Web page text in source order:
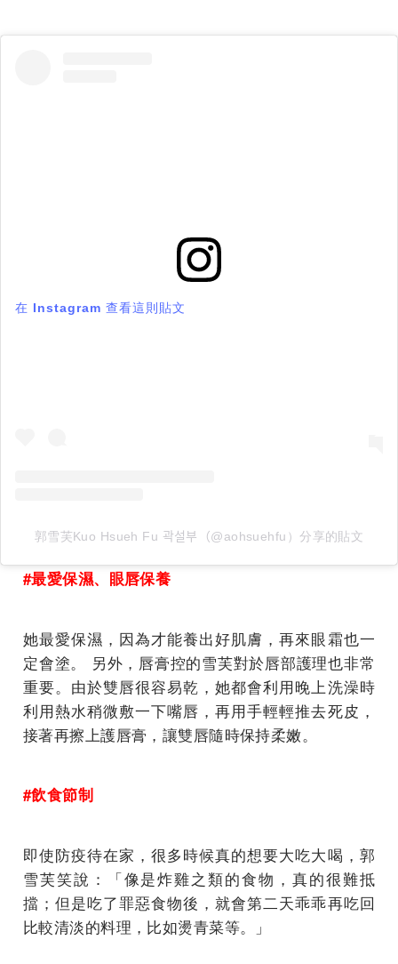
在 Instagram 查看這則貼文
郭雪芙Kuo Hsueh Fu 곽설부（@aohsuehfu）分享的貼文
#最愛保濕、眼唇保養
她最愛保濕，因為才能養出好肌膚，再來眼霜也一
定會塗。 另外，唇膏控的雪芙對於唇部護理也非常
重要。由於雙唇很容易乾，她都會利用晚上洗澡時
利用熱水稍微敷一下嘴唇，再用手輕輕推去死皮，
接著再擦上護唇膏，讓雙唇隨時保持柔嫩。
#飲食節制
即使防疫待在家，很多時候真的想要大吃大喝，郭
雪芙笑說：「像是炸雞之類的食物，真的很難抵
擋；但是吃了罪惡食物後，就會第二天乖乖再吃回
比較清淡的料理，比如燙青菜等。」